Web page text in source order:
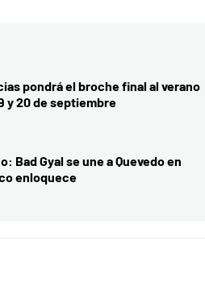
pondrá el broche final al verano
y 20 de septiembre
Bad Gyal se une a Quevedo en
enloquece